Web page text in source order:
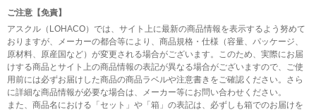
ご注意【免責】
アスクル（LOHACO）では、サイト上に最新の商品情報を表示するよう努めて
おりますが、メーカーの都合等により、商品規格・仕様（容量、パッケージ、
原材料、原産国など）が変更される場合がございます。このため、実際にお届
けする商品とサイト上の商品情報の表記が異なる場合がございますので、ご使
用前には必ずお届けした商品の商品ラベルや注意書きをご確認ください。さら
に詳細な商品情報が必要な場合は、メーカー等にお問い合わせください。
また、商品名における「セット」や「箱」の表記は、必ずしも箱でのお届けを